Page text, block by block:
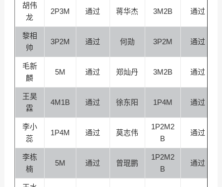
胡伟
龙
2P3M 通过 蒋华杰 3M2B 通过
黎相
帅
3P2M 通过 何勋 3P2M 通过
毛新
麟
5M 通过 郑灿丹 3M2B 通过
王昊
霖
4M1B 通过 徐东阳 1P4M 通过
李小
蕊
1P4M 通过 莫志伟
1P2M2
B
通过
李栋
楠
5M 通过 曾琨鹏
1P2M2
B
通过